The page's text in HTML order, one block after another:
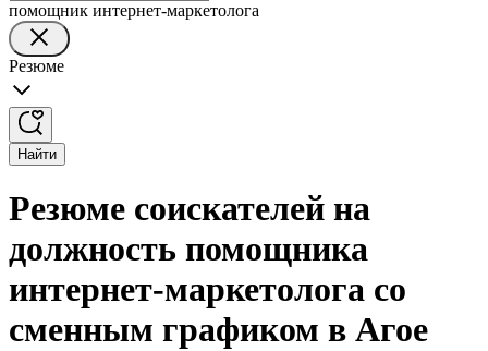
помощник интернет-маркетолога
Резюме
Найти
Резюме соискателей на
должность помощника
интернет-маркетолога со
сменным графиком в Агое